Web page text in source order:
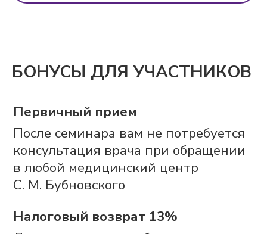
БОНУСЫ ДЛЯ УЧАСТНИКОВ